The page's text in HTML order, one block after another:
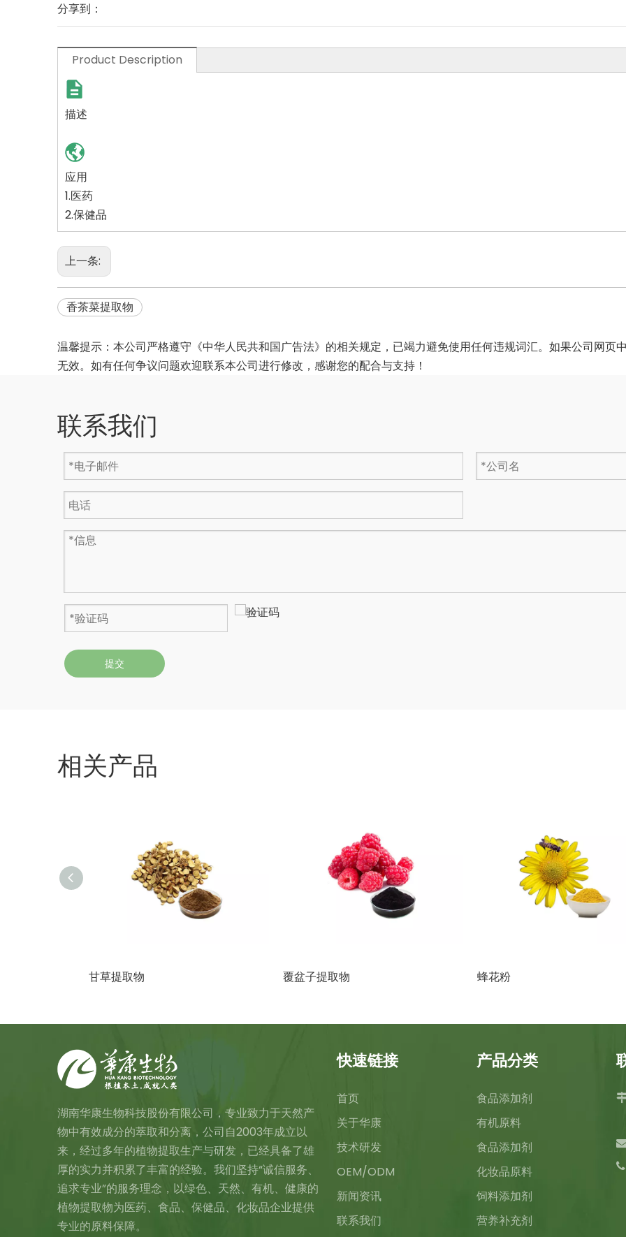
分享到：
Product Description
描述
应用
1.医药
2.保健品
上一条:
香茶菜提取物
温馨提示：本公司严格遵守《中华人民共和国广告法》的相关规定，已竭力避免使用任何违规词汇。如果公司网页
无效。如有任何争议问题欢迎联系本公司进行修改，感谢您的配合与支持！
联系我们
提交
相关产品
甘草提取物 覆盆子提取物 蜂花粉
湖南华康生物科技股份有限公司，专业致力于天然产
物中有效成分的萃取和分离，公司自2003年成立以
来，经过多年的植物提取生产与研发，已经具备了雄
厚的实力并积累了丰富的经验。我们坚持“诚信服务、
追求专业”的服务理念，以绿色、天然、有机、健康的
植物提取物为医药、食品、保健品、化妆品企业提供
专业的原料保障。
快速链接
首页
关于华康
技术研发
OEM/ODM
新闻资讯
联系我们
产品分类
食品添加剂
有机原料
食品添加剂
化妆品原料
饲料添加剂
营养补充剂